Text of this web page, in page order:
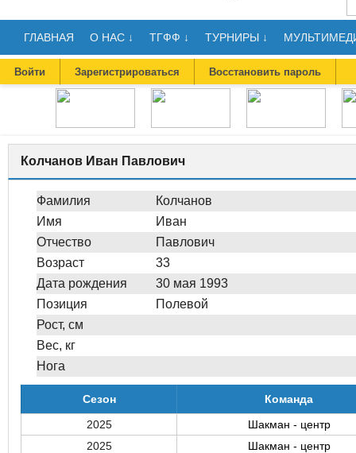
ГЛАВНАЯ О НАС ↓ ТГФФ ↓ ТУРНИРЫ ↓
Войти Зарегистрироваться Восстановить пароль
Колчанов Иван Павлович
Фамилия
Колчанов
Имя
Иван
Отчество
Павлович
Возраст
33
Дата рождения
30 мая 1993
Позиция
Полевой
Рост, см
Вес, кг
Нога
Сезон
Команда
2025
Шакман - центр
2025
Шакман - центр